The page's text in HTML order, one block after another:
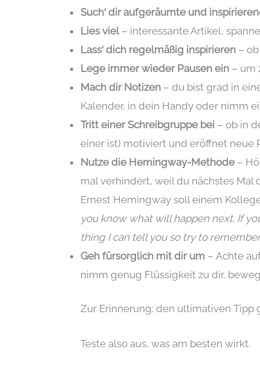
Such‘ dir aufgeräumte und
Lies viel – interessante Artikel,
Lass‘ dich regelmäßig inspirieren –
Lege immer wieder Pausen ein – um
Mach dir Notizen – du bist grad in
Kalender, in dein Handy oder nimm
Tritt einer Schreibgruppe bei – ob in
einer ist) motiviert und eröffnet neue
Nutze die Hemingway-Methode –
mal verhindert, weil du nächstes
Ernest Hemingway soll einem
you know what will happen next. If
thing I can tell you so try to remember
Geh fürsorglich mit dir um – Achte
nimm genug Flüssigkeit zu dir,
Zur Erinnerung: den ultimativen Tipp
Teste also aus, was am besten wirkt.